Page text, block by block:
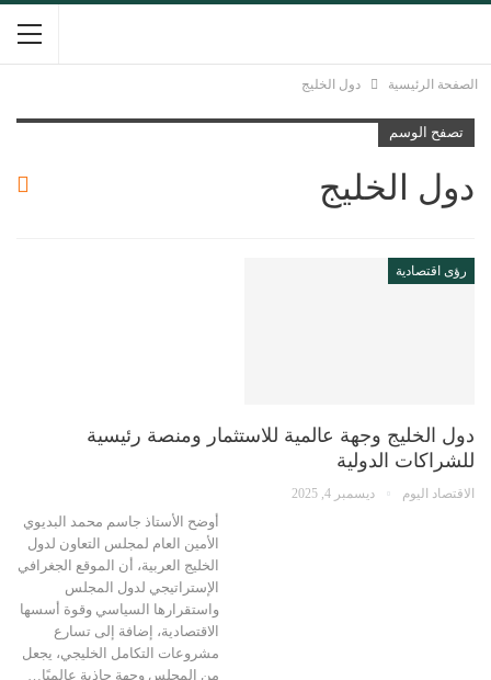
الصفحة الرئيسية دول الخليج
تصفح الوسم
دول الخليج
رؤى اقتصادية
دول الخليج وجهة عالمية للاستثمار ومنصة رئيسية
للشراكات الدولية
الاقتصاد اليوم ديسمبر 4, 2025
أوضح الأستاذ جاسم محمد البديوي
الأمين العام لمجلس التعاون لدول
الخليج العربية، أن الموقع الجغرافي
الإستراتيجي لدول المجلس
واستقرارها السياسي وقوة أسسها
الاقتصادية، إضافة إلى تسارع
مشروعات التكامل الخليجي، يجعل
من المجلس وجهة جاذبة عالميًا…